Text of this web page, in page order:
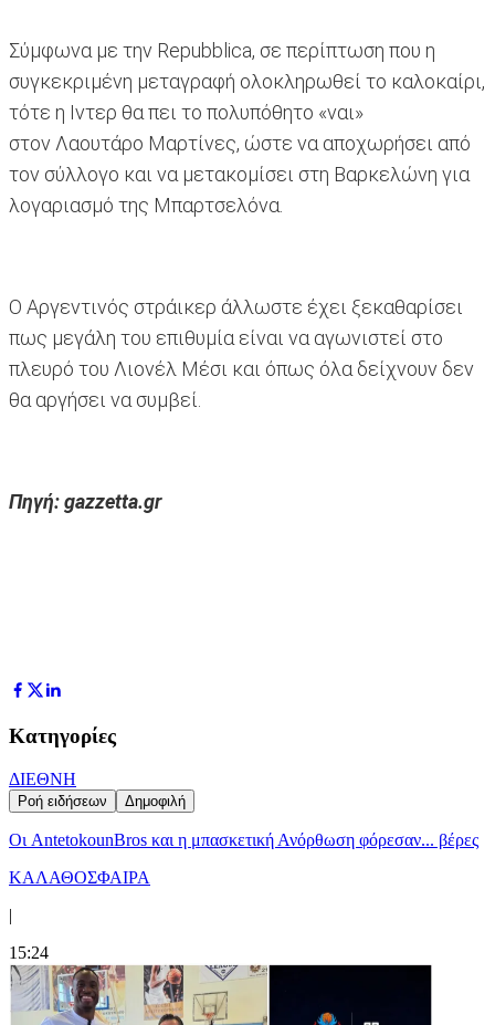
Σύμφωνα με την Repubblica, σε περίπτωση που η
συγκεκριμένη μεταγραφή ολοκληρωθεί το καλοκαίρι,
τότε η Ιντερ θα πει το πολυπόθητο «ναι»
στον Λαουτάρο Μαρτίνες, ώστε να αποχωρήσει από
τον σύλλογο και να μετακομίσει στη Βαρκελώνη για
λογαριασμό της Μπαρτσελόνα.
Ο Αργεντινός στράικερ άλλωστε έχει ξεκαθαρίσει
πως μεγάλη του επιθυμία είναι να αγωνιστεί στο
πλευρό του Λιονέλ Μέσι και όπως όλα δείχνουν δεν
θα αργήσει να συμβεί.
Πηγή: gazzetta.gr
Κατηγορίες
ΔΙΕΘΝΗ
Ροή ειδήσεων Δημοφιλή
Oι AntetokounBros και η μπασκετική Ανόρθωση φόρεσαν... βέρες
ΚΑΛΑΘΟΣΦΑΙΡΑ
|
15:24